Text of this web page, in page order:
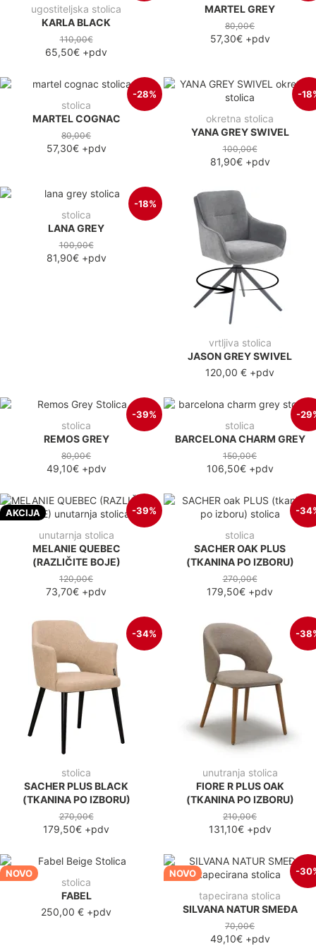
ugostiteljska stolica
KARLA BLACK
110,00€
65,50€ +pdv
MARTEL GREY
80,00€
57,30€+pdv
-28%
stolica
MARTEL COGNAC
80,00€
57,30€+pdv
-
okretna stolica
YANA GREY SWIVEL
100,00€
81,90€+pdv
-18%
stolica
LANA GREY
100,00€
81,90€+pdv
vrtljiva stolica
JASON GREY SWIVEL
120,00 € +pdv
-39%
stolica
REMOS GREY
80,00€
49,10€+pdv
-
stolica
BARCELONA CHARM GREY
150,00€
106,50€+pdv
AKCIJA -39%
unutarnja stolica
MELANIE QUEBEC
(RAZLIČITE BOJE)
120,00€
73,70€ +pdv
-
stolica
SACHER OAK PLUS
(TKANINA PO IZBORU)
270,00€
179,50€ +pdv
-34%
stolica
SACHER PLUS BLACK
(TKANINA PO IZBORU)
270,00€
179,50€ +pdv
-
unutranja stolica
FIORE R PLUS OAK
(TKANINA PO IZBORU)
210,00€
131,10€+pdv
NOVO
stolica
FABEL
250,00 € +pdv
NOVO -
tapecirana stolica
SILVANA NATUR SMEĐA
70,00€
49,10€+pdv